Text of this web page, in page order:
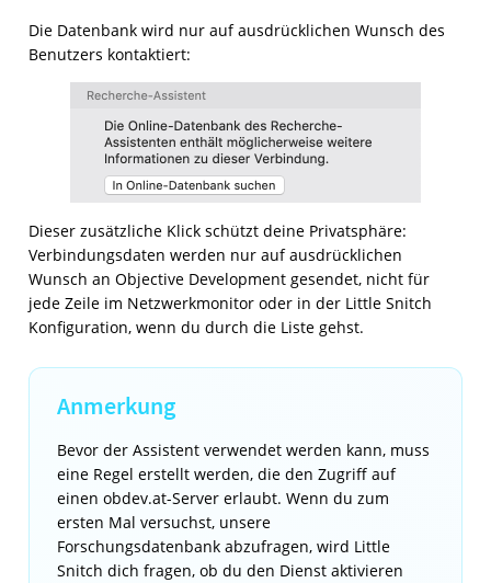
Die Datenbank wird nur auf ausdrücklichen Wunsch des
Benutzers kontaktiert:
Dieser zusätzliche Klick schützt deine Privatsphäre:
Verbindungsdaten werden nur auf ausdrücklichen
Wunsch an Objective Development gesendet, nicht für
jede Zeile im Netzwerkmonitor oder in der Little Snitch
Konfiguration, wenn du durch die Liste gehst.
Bevor der Assistent verwendet werden kann, muss
eine Regel erstellt werden, die den Zugriff auf
einen obdev.at-Server erlaubt. Wenn du zum
ersten Mal versuchst, unsere
Forschungsdatenbank abzufragen, wird Little
Snitch dich fragen, ob du den Dienst aktivieren